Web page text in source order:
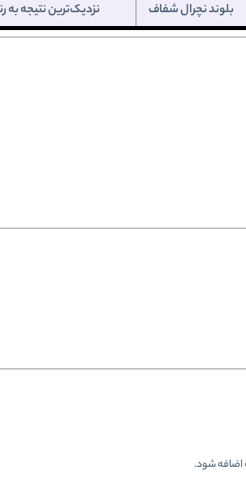
بلوند نچرال شفاف نزدیک‌ترین نتیجه به